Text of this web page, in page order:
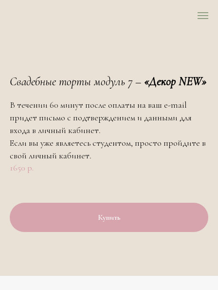
Свадебные торты модуль 7 – «Декор NEW»
В течении 60 минут после оплаты на ваш e-mail
придет письмо с подтверждением и данными для
входа в личный кабинет.
Если вы уже являетесь студентом, просто пройдите в
свой личный кабинет.
1650 р.
Купить